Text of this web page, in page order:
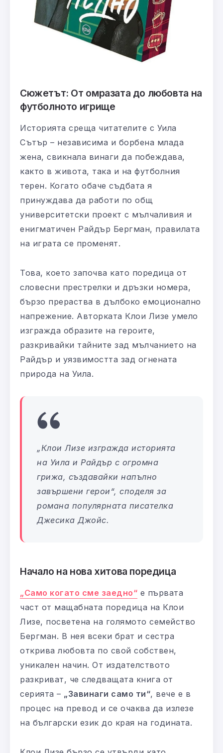
Сюжетът: От омразата до любовта на
футболното игрище
Историята среща читателите с Уила
Сътър – независима и борбена млада
жена, свикнала винаги да побеждава,
както в живота, така и на футболния
терен. Когато обаче съдбата я
принуждава да работи по общ
университетски проект с мълчаливия и
енигматичен Райдър Бергман, правилата
на играта се променят.
Това, което започва като поредица от
словесни престрелки и дръзки номера,
бързо прераства в дълбоко емоционално
напрежение. Авторката Клои Лизе умело
изгражда образите на героите,
разкривайки тайните зад мълчанието на
Райдър и уязвимостта зад огнената
природа на Уила.
„Клои Лизе изгражда историята
на Уила и Райдър с огромна
грижа, създавайки напълно
завършени герои“, споделя за
романа популярната писателка
Джесика Джойс.
Начало на нова хитова поредица
„Само когато сме заедно“ е първата
част от мащабната поредица на Клои
Лизе, посветена на голямото семейство
Бергман. В нея всеки брат и сестра
открива любовта по свой собствен,
уникален начин. От издателството
разкриват, че следващата книга от
серията – „Завинаги само ти“, вече е в
процес на превод и се очаква да излезе
на български език до края на годината.